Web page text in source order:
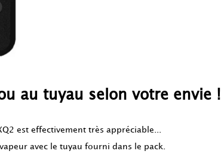
au tuyau selon votre envie !
est effectivement très appréciable...
avec le tuyau fourni dans le pack.